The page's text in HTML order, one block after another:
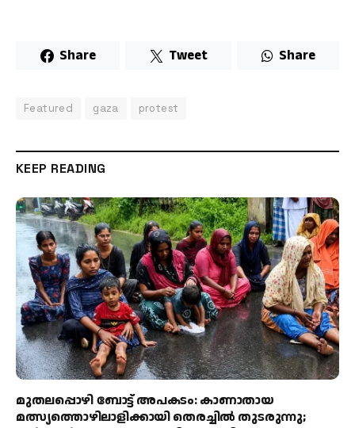
Share Tweet Share
Featured gaza protest
KEEP READING
മുതലപ്പൊഴി ബോട്ട് അപകടം: കാണാതായ
മത്സ്യത്തൊഴിലാളിക്കായി തെരച്ചിൽ തുടരുന്നു;